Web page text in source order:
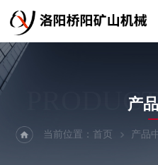
产
当前位置：首页 产品